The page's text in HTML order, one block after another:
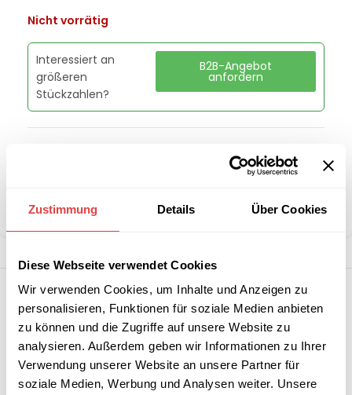
Zustimmung Details Über Cookies
Diese Webseite verwendet Cookies
Wir verwenden Cookies, um Inhalte und Anzeigen zu
personalisieren, Funktionen für soziale Medien anbieten
zu können und die Zugriffe auf unsere Website zu
analysieren. Außerdem geben wir Informationen zu Ihrer
Verwendung unserer Website an unsere Partner für
soziale Medien, Werbung und Analysen weiter. Unsere
Nicht vorrätig
Interessiert an
größeren
Stückzahlen?
B2B-Angebot
anfordern
Teilen: